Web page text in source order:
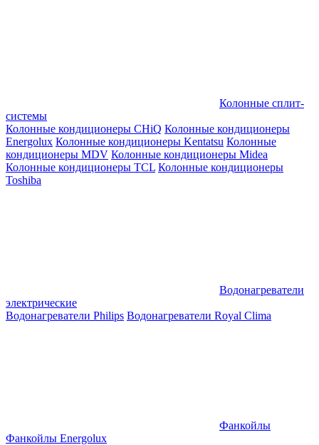
Колонные сплит-
системы
Колонные кондиционеры CHiQ Колонные кондиционеры
Energolux Колонные кондиционеры Kentatsu Колонные
кондиционеры MDV Колонные кондиционеры Midea
Колонные кондиционеры TCL Колонные кондиционеры
Toshiba
Водонагреватели
электрические
Водонагреватели Philips Водонагреватели Royal Clima
Фанкойлы
Фанкойлы Energolux